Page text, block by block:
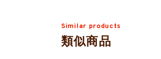
Similar products
類似商品